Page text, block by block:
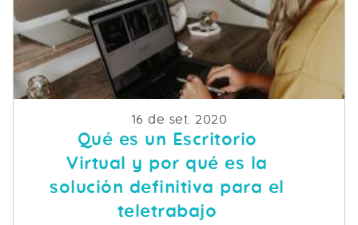
Fecha de publicacion
16 de set. 2020
Qué es un Escritorio
Virtual y por qué es la
solución definitiva para el
teletrabajo